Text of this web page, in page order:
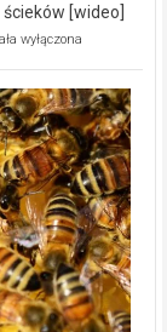
[wideo]
wyłączona